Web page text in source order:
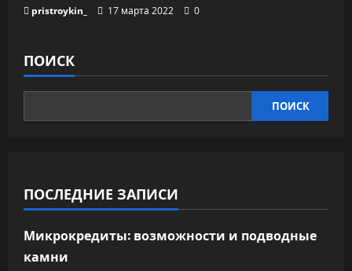
pristroykin_ 17 марта 2022 0
ПОИСК
ПОИСК
ПОСЛЕДНИЕ ЗАПИСИ
Микрокредиты: возможности и подводные
камни